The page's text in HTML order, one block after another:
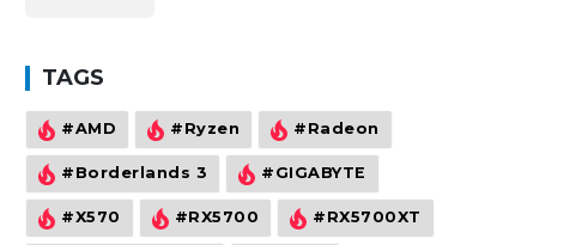
TAGS
#AMD #Ryzen #Radeon
#Borderlands 3 #GIGABYTE
#X570 #RX5700 #RX5700XT